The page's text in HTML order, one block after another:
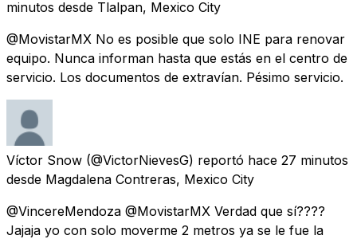
minutos desde Tlalpan, Mexico City
@MovistarMX No es posible que solo INE para renovar
equipo. Nunca informan hasta que estás en el centro de
servicio. Los documentos de extravían. Pésimo servicio.
Víctor Snow (@VictorNievesG) reportó hace 27 minutos
desde Magdalena Contreras, Mexico City
@VincereMendoza @MovistarMX Verdad que sí????
Jajaja yo con solo moverme 2 metros ya se le fue la